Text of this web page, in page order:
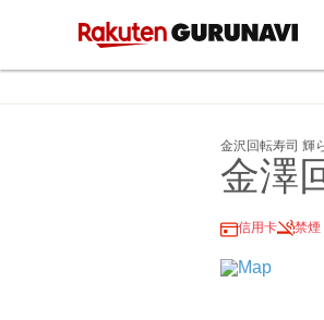
金沢回転寿司 輝
金澤
信用卡 禁煙